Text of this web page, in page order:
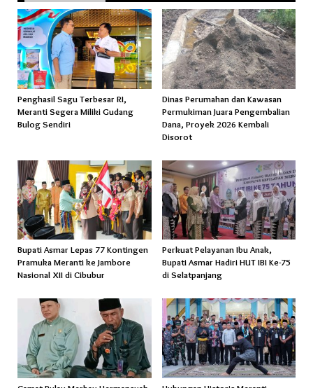
Penghasil Sagu Terbesar RI,
Meranti Segera Miliki Gudang
Bulog Sendiri
Dinas Perumahan dan Kawasan
Permukiman Juara Pengembalian
Dana, Proyek 2026 Kembali
Disorot
Bupati Asmar Lepas 77 Kontingen
Pramuka Meranti ke Jambore
Nasional XII di Cibubur
Perkuat Pelayanan Ibu Anak,
Bupati Asmar Hadiri HUT IBI Ke-75
di Selatpanjang